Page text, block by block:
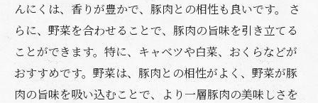
んにくは、香りが豊かで、豚肉との相性も良いです。 さ
らに、野菜を合わせることで、豚肉の旨味を引き立てる
ことができます。特に、キャベツや白菜、おくらなどが
おすすめです。野菜は、豚肉との相性がよく、野菜が豚
肉の旨味を吸い込むことで、より一層豚肉の美味しさを